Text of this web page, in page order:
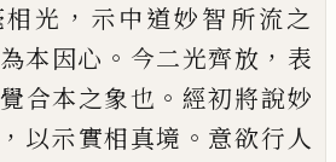
光 ， 示中道妙智所流之
本因心 。 今二光齊放 ， 表
合本之象也 。 經初將說妙
， 以示實相真境 。 意欲行人